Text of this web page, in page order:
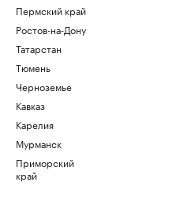
Пермский край
Ростов-на-Дону
Татарстан
Тюмень
Черноземье
Кавказ
Карелия
Мурманск
Приморский
край